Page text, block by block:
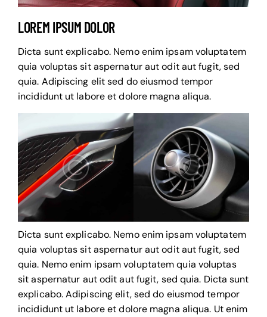
LOREM IPSUM DOLOR
Dicta sunt explicabo. Nemo enim ipsam voluptatem
quia voluptas sit aspernatur aut odit aut fugit, sed
quia. Adipiscing elit sed do eiusmod tempor
incididunt ut labore et dolore magna aliqua.
Dicta sunt explicabo. Nemo enim ipsam voluptatem
quia voluptas sit aspernatur aut odit aut fugit, sed
quia. Nemo enim ipsam voluptatem quia voluptas
sit aspernatur aut odit aut fugit, sed quia. Dicta sunt
explicabo. Adipiscing elit, sed do eiusmod tempor
incididunt ut labore et dolore magna aliqua. Ut enim